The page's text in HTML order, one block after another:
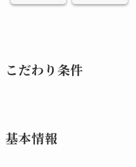
こだわり条件
基本情報